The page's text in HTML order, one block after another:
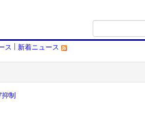
ス | 新着ニュース
制